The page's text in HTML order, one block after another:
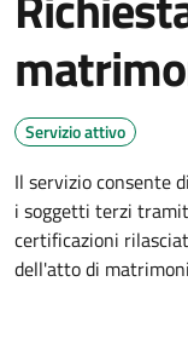
Servizio attivo
Il servizio consente
i soggetti terzi
certificazioni
dell'atto di